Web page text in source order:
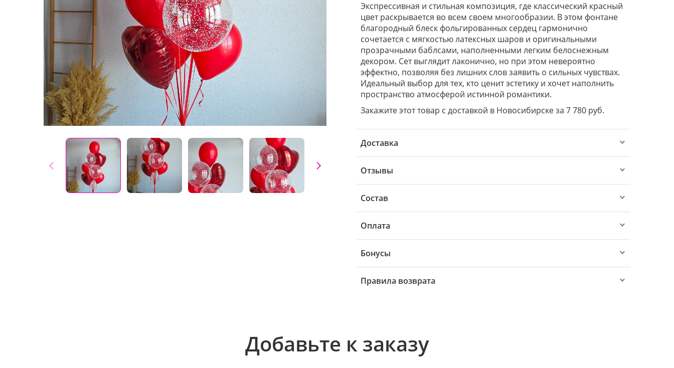
Экспрессивная и стильная композиция, где классический красный
цвет раскрывается во всем своем многообразии. В этом фонтане
благородный блеск фольгированных сердец гармонично
сочетается с мягкостью латексных шаров и оригинальными
прозрачными баблсами, наполненными легким белоснежным
декором. Сет выглядит лаконично, но при этом невероятно
эффектно, позволяя без лишних слов заявить о сильных чувствах.
Идеальный выбор для тех, кто ценит эстетику и хочет наполнить
пространство атмосферой истинной романтики.
Закажите этот товар с доставкой в Новосибирске за 7 780 руб.
Доставка
Отзывы
Состав
Оплата
Бонусы
Правила возврата
Добавьте к заказу